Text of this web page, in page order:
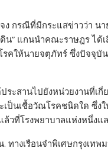
ง กรณีที่มีกระแสข่าวว่า
” แกนนำคณะราษฎร ได้
คให้นายจตุภัทร์ ซึ่งปัจจุบั
านไปยังหน่วยงานที่เกี่ย
ป็นเชื้อวัณโรคชนิดใด ซึ่
วที่โรงพยาบาลแห่งหนึ่งแ
ทางเรือนจำพิเศษกรุงเ